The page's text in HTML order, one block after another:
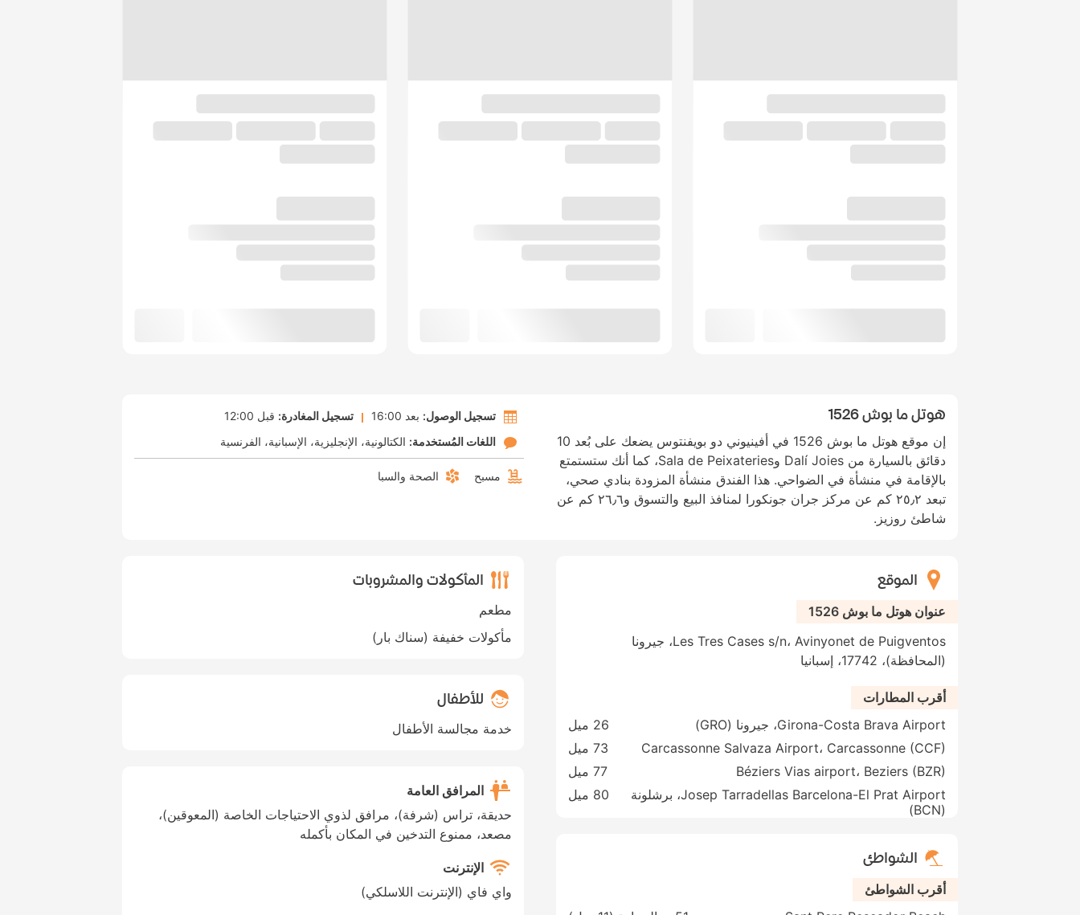
هوتل ما بوش 1526
إن موقع هوتل ما بوش 1526 في أفينيوني دو بويفنتوس يضعك على بُعد 10
دقائق بالسيارة من Dalí Joies وSala de Peixateries، كما أنك ستستمتع
بالإقامة في منشأة في الضواحي. هذا الفندق منشأة المزودة بنادي صحي،
تبعد ٢٥٫٢ كم عن مركز جران جونكورا لمنافذ البيع والتسوق و٢٦٫٦ كم عن
شاطئ روزيز.
تسجيل الوصول: بعد 16:00 تسجيل المغادرة: قبل 12:00
اللغات المُستخدمة: الكتالونية الإنجليزية الإسبانية الفرنسية
مسبح الصحة والسبا
الموقع
عنوان هوتل ما بوش 1526
Les Tres Cases s/n، Avinyonet de Puigventos، جيرونا
(المحافظة)، 17742، إسبانيا
أقرب المطارات
Girona-Costa Brava Airport، جيرونا (GRO)
26 ميل
Carcassonne Salvaza Airport، Carcassonne (CCF)
73 ميل
Béziers Vias airport، Beziers (BZR)
77 ميل
Josep Tarradellas Barcelona-El Prat Airport، برشلونة
(BCN)
80 ميل
الشواطئ
أقرب الشواطئ
المأكولات والمشروبات
مطعم
مأكولات خفيفة (سناك بار)
للأطفال
خدمة مجالسة الأطفال
المرافق العامة
حديقة، تراس (شرفة)، مرافق لذوي الاحتياجات الخاصة (المعوقين)،
مصعد، ممنوع التدخين في المكان بأكمله
الإنترنت
واي فاي (الإنترنت اللاسلكي)